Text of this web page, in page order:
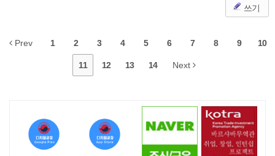
쓰기
Prev 1 2 3 4 5 6 7 8 9 10
11 12 13 14 Next